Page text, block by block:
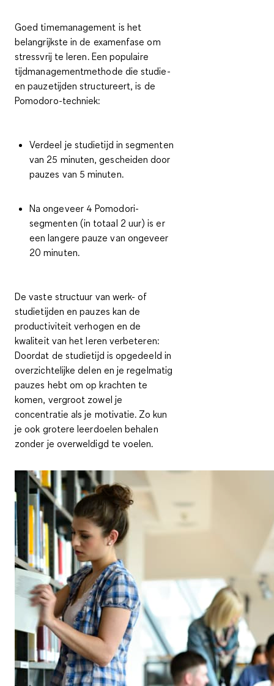
Goed timemanagement is het
belangrijkste in de examenfase om
stressvrij te leren. Een populaire
tijdmanagementmethode die studie-
en pauzetijden structureert, is de
Pomodoro-techniek:
Verdeel je studietijd in segmenten
van 25 minuten, gescheiden door
pauzes van 5 minuten.
Na ongeveer 4 Pomodori-
segmenten (in totaal 2 uur) is er
een langere pauze van ongeveer
20 minuten.
De vaste structuur van werk- of
studietijden en pauzes kan de
productiviteit verhogen en de
kwaliteit van het leren verbeteren:
Doordat de studietijd is opgedeeld in
overzichtelijke delen en je regelmatig
pauzes hebt om op krachten te
komen, vergroot zowel je
concentratie als je motivatie. Zo kun
je ook grotere leerdoelen behalen
zonder je overweldigd te voelen.